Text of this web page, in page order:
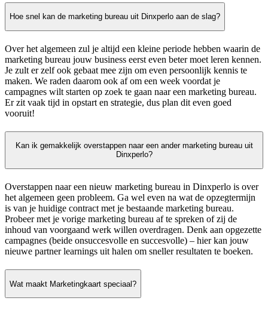
Hoe snel kan de marketing bureau uit Dinxperlo aan de slag?
Over het algemeen zul je altijd een kleine periode hebben waarin de
marketing bureau jouw business eerst even beter moet leren kennen.
Je zult er zelf ook gebaat mee zijn om even persoonlijk kennis te
maken. We raden daarom ook af om een week voordat je
campagnes wilt starten op zoek te gaan naar een marketing bureau.
Er zit vaak tijd in opstart en strategie, dus plan dit even goed
vooruit!
Kan ik gemakkelijk overstappen naar een ander marketing bureau uit
Dinxperlo?
Overstappen naar een nieuw marketing bureau in Dinxperlo is over
het algemeen geen probleem. Ga wel even na wat de opzegtermijn
is van je huidige contract met je bestaande marketing bureau.
Probeer met je vorige marketing bureau af te spreken of zij de
inhoud van voorgaand werk willen overdragen. Denk aan opgezette
campagnes (beide onsuccesvolle en succesvolle) – hier kan jouw
nieuwe partner learnings uit halen om sneller resultaten te boeken.
Wat maakt Marketingkaart speciaal?